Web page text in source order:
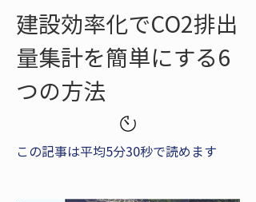
建設効率化でCO2排出
量集計を簡単にする6
つの方法
この記事は平均5分30秒で読めます